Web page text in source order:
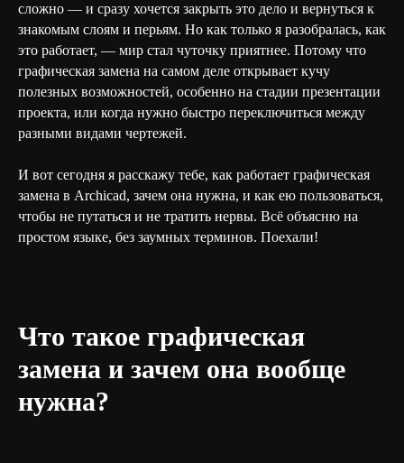
сложно — и сразу хочется закрыть это дело и вернуться к
знакомым слоям и перьям. Но как только я разобралась, как
это работает, — мир стал чуточку приятнее. Потому что
графическая замена на самом деле открывает кучу
полезных возможностей, особенно на стадии презентации
проекта, или когда нужно быстро переключиться между
разными видами чертежей.
И вот сегодня я расскажу тебе, как работает графическая
замена в Archicad, зачем она нужна, и как ею пользоваться,
чтобы не путаться и не тратить нервы. Всё объясню на
простом языке, без заумных терминов. Поехали!
Что такое графическая
замена и зачем она вообще
нужна?